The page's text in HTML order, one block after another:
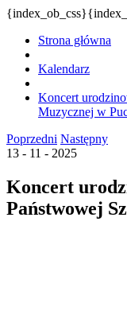
Strona główna
Kalendarz
Koncert
Muzycznej w
Poprzedni Następny
13 - 11 - 2025
Koncert
Państwowej